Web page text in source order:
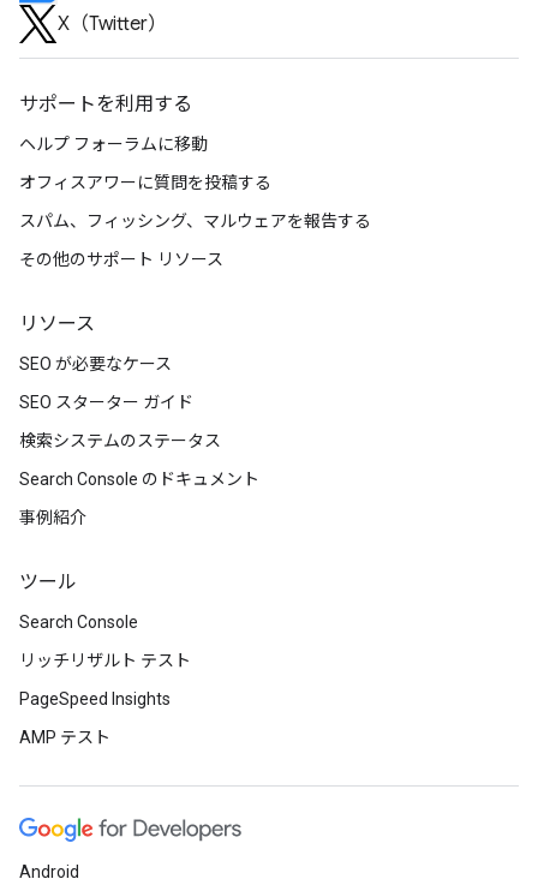
X（Twitter）
サポートを利用する
ヘルプ フォーラムに移動
オフィスアワーに質問を投稿する
スパム、フィッシング、マルウェアを報告する
その他のサポート リソース
リソース
SEO が必要なケース
SEO スターター ガイド
検索システムのステータス
Search Console のドキュメント
事例紹介
ツール
Search Console
リッチリザルト テスト
PageSpeed Insights
AMP テスト
Android